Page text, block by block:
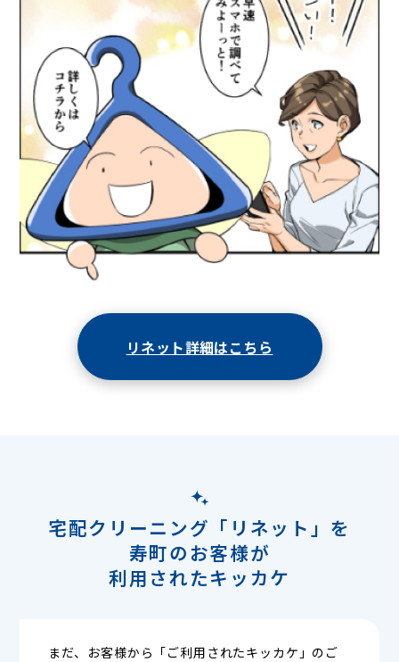
リネット詳細はこちら
宅配クリーニング「リネット」を
寿町のお客様が
利用されたキッカケ
まだ、お客様から「ご利用されたキッカケ」のご